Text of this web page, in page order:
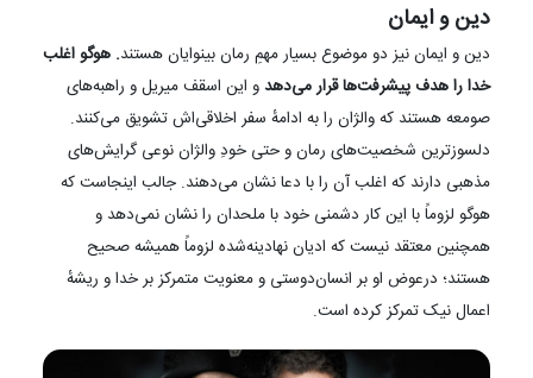
دین و ایمان
دین و ایمان نیز دو موضوع بسیار مهمِ رمان بینوایان هستند. هوگو اغلب
خدا را هدف پیشرفت‌ها قرار می‌دهدو این اسقف میریل و راهبه‌های
صومعه هستند که والژان را به ادامهٔ سفر اخلاقی‌اش تشویق می‌کنند.
دلسوزترین شخصیت‌های رمان و حتی خودِ والژان نوعی گرایش‌های
مذهبی دارند که اغلب آن را با دعا نشان می‌دهند. جالب اینجاست که
هوگو لزوماً با این کار دشمنی خود با ملحدان را نشان نمی‌دهد و
همچنین معتقد نیست که ادیان نهادینه‌شده لزوماً همیشه صحیح
هستند؛ درعوض او بر انسان‌دوستی و معنویت متمرکز بر خدا و ریشهٔ
اعمال نیک تمرکز کرده است.